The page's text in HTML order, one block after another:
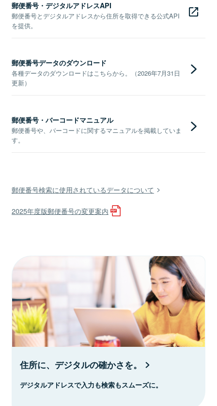
郵便番号・デジタルアドレスAPI
郵便番号とデジタルアドレスから住所を取得できる公式API
を提供。
郵便番号データのダウンロード
各種データのダウンロードはこちらから。（2026年7月31日
更新）
郵便番号・バーコードマニュアル
郵便番号や、バーコードに関するマニュアルを掲載していま
す。
郵便番号検索に使用されているデータについて
2025年度版郵便番号の変更案内
住所に、デジタルの確かさを。
デジタルアドレスで入力も検索もスムーズに。